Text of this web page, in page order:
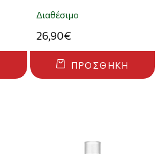
Διαθέσιμο
26,90€
ΠΡΟΣΘΉΚΗ